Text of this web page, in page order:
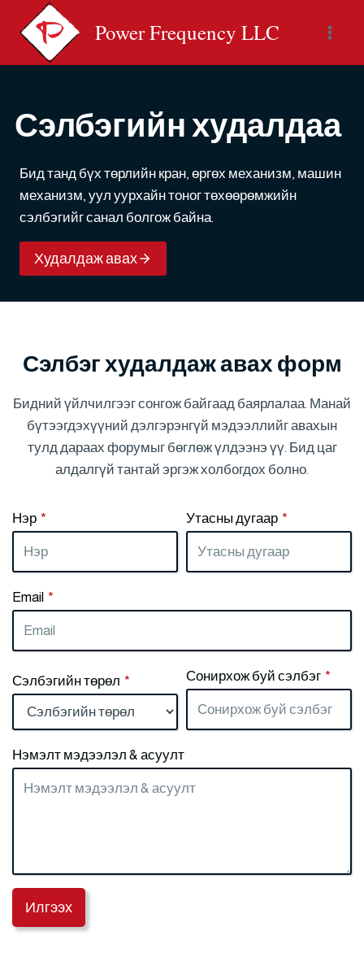
content
Power Frequency LLC
Сэлбэгийн худалдаа
Бид танд бүх төрлийн кран, өргөх механизм, машин
механизм, уул уурхайн тоног төхөөрөмжийн
сэлбэгийг санал болгож байна.
Худалдаж авах
Сэлбэг худалдаж авах форм
Бидний үйлчилгээг сонгож байгаад баярлалаа. Манай
бүтээгдэхүүний дэлгэрэнгүй мэдээллийг авахын
тулд дараах форумыг бөглөж үлдээнэ үү. Бид цаг
алдалгүй тантай эргэж холбогдох болно.
Нэр * Утасны дугаар *
Email *
Сэлбэгийн төрөл * Сонирхож буй сэлбэг *
Нэмэлт мэдээлэл & асуулт
Илгээх